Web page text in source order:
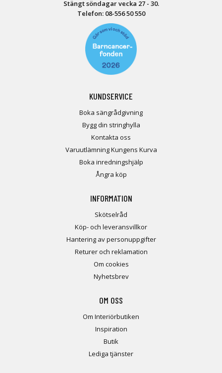
Stängt söndagar vecka 27 - 30.
Telefon: 08-556 50 550
KUNDSERVICE
Boka sängrådgivning
Bygg din stringhylla
Kontakta oss
Varuutlämning Kungens Kurva
Boka inredningshjälp
Ångra köp
INFORMATION
Skötselråd
Köp- och leveransvillkor
Hantering av personuppgifter
Returer och reklamation
Om cookies
Nyhetsbrev
OM OSS
Om Interiörbutiken
Inspiration
Butik
Lediga tjänster